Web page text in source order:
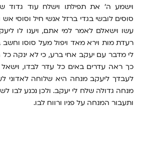
וישמע ה' את תפילתו וישלח עוד גדוד
סוסים לובשי בגדי ברזל אנשי חיל וסוסי
עשו וישאלם לאמר למי אתם, ויענו לו
רעדת מות וירא מאד ויפול מעל סוסו וחשב
לי מדבר עם יעקב אחי ברע, כי לא ינקה כל
כך ראה עדרים באים כל עדר לבדו, וישאל
לעבדך ליעקב מנחה היא שלוחה לאדוני
מנחה גדולה שלח לי יעקב. ולכן נכנע לבו
ותעבור המנחה על פניו ורווח לבו.